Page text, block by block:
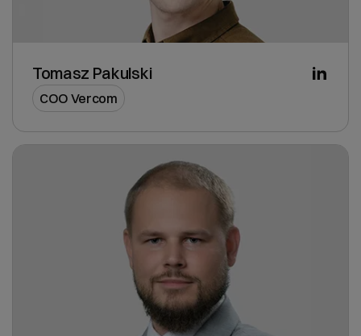
Tomasz Pakulski
COO Vercom